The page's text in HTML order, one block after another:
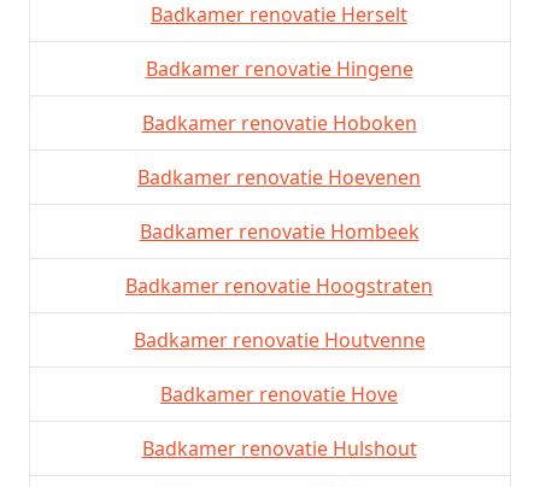
Badkamer renovatie Herselt
Badkamer renovatie Hingene
Badkamer renovatie Hoboken
Badkamer renovatie Hoevenen
Badkamer renovatie Hombeek
Badkamer renovatie Hoogstraten
Badkamer renovatie Houtvenne
Badkamer renovatie Hove
Badkamer renovatie Hulshout